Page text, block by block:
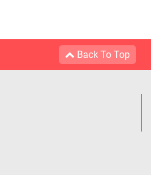
Back To Top